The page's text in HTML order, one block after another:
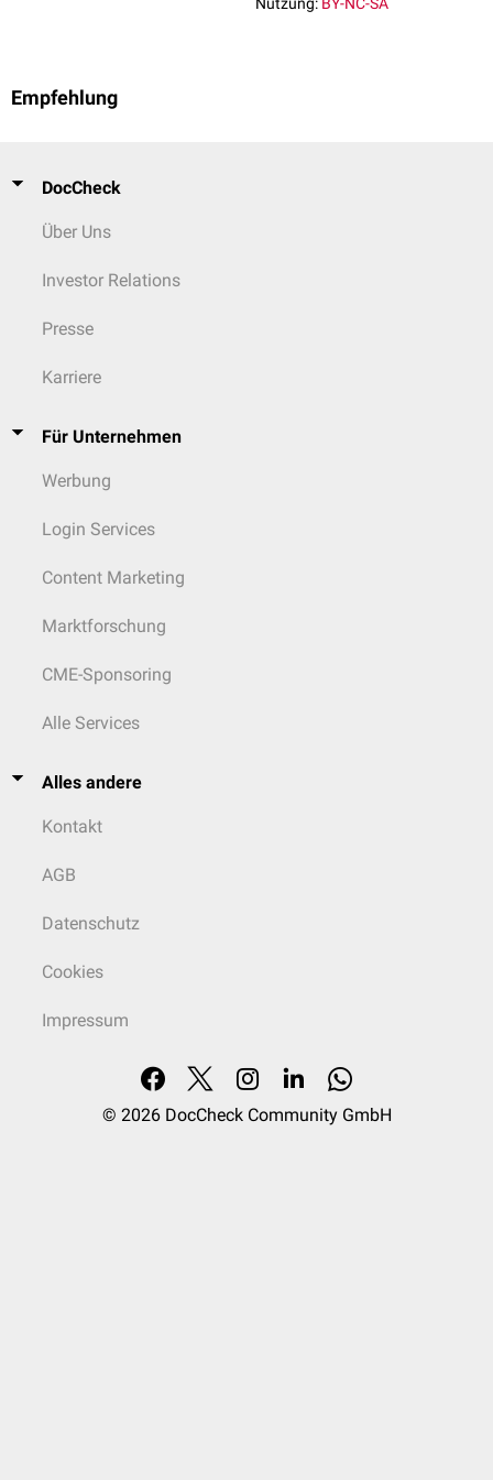
Nutzung: BY-NC-SA
Empfehlung
DocCheck
Über Uns
Investor Relations
Presse
Karriere
Für Unternehmen
Werbung
Login Services
Content Marketing
Marktforschung
CME-Sponsoring
Alle Services
Alles andere
Kontakt
AGB
Datenschutz
Cookies
Impressum
© 2026 DocCheck Community GmbH